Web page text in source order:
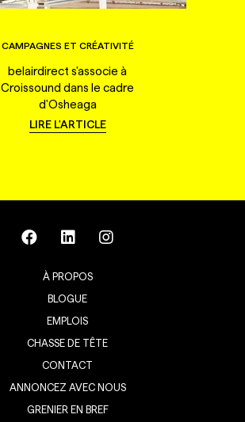
CAMPAGNES ET CRÉATIVITÉ
belairdirect s'associe à
Croissound dans le cadre
d'Osheaga
LIRE L'ARTICLE
À PROPOS
BLOGUE
EMPLOIS
CHASSE DE TÊTE
CONTACT
ANNONCEZ AVEC NOUS
GRENIER EN BREF